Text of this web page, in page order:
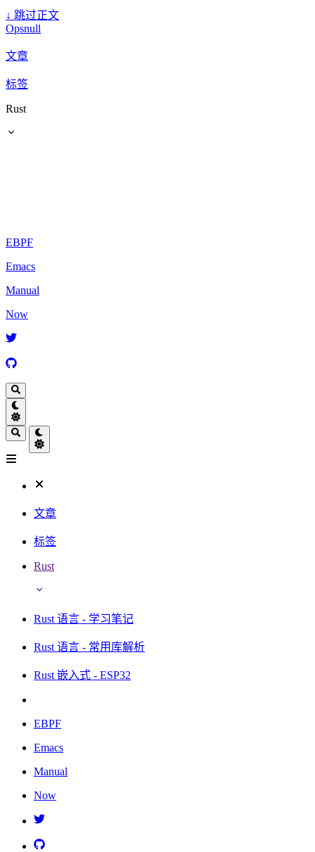
↓ 跳过正文
Opsnull
文章
标签
Rust
EBPF
Emacs
Manual
Now
文章
标签
Rust
Rust 语言 - 学习笔记
Rust 语言 - 常用库解析
Rust 嵌入式 - ESP32
EBPF
Emacs
Manual
Now